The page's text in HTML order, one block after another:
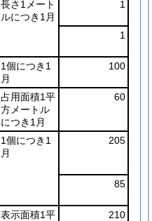
長さ1メート
ルにつき1月
1
1
1個につき1
月
100
占用面積1平
方メートル
につき1月
60
1個につき1
月
205
85
表示面積1平
210